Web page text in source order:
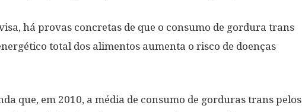
há provas concretas de que o consumo de gordura trans
total dos alimentos aumenta o risco de doenças
que, em 2010, a média de consumo de gorduras trans pelos